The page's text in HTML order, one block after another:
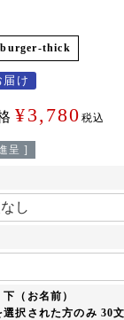
thick
届け
¥3,780 税込
呈 ]
（お名前）
選択された方のみ 30